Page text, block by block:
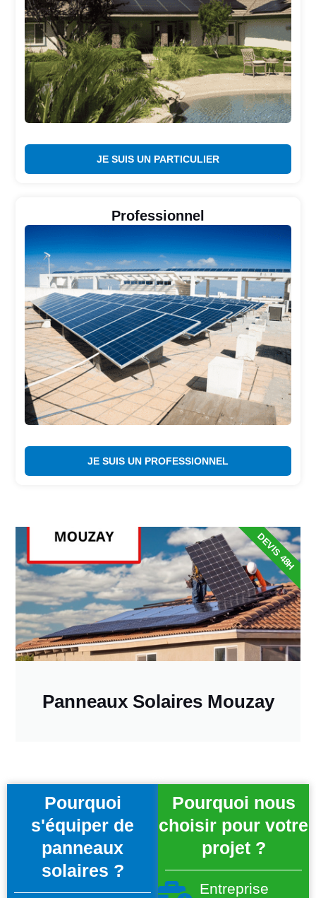
JE SUIS UN PARTICULIER
Professionnel
JE SUIS UN PROFESSIONNEL
Panneaux Solaires Mouzay
DEVIS 48H
Pourquoi
s'équiper de
panneaux
solaires ?
Pourquoi nous
choisir pour votre
projet ?
Entreprise